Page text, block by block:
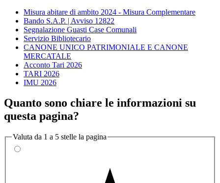
Misura abitare di ambito 2024 - Misura Complementare
Bando S.A.P. | Avviso 12822
Segnalazione Guasti Case Comunali
Servizio Bibliotecario
CANONE UNICO PATRIMONIALE E CANONE
MERCATALE
Acconto Tari 2026
TARI 2026
IMU 2026
Quanto sono chiare le informazioni su
questa pagina?
Valuta da 1 a 5 stelle la pagina